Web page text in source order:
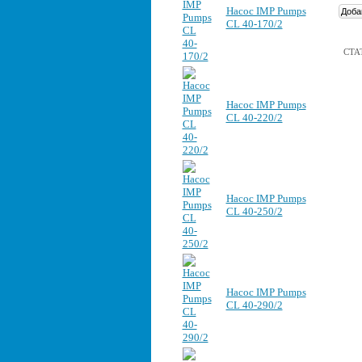
Насос IMP Pumps
CL 40-170/2
Насос IMP Pumps
CL 40-220/2
Насос IMP Pumps
CL 40-250/2
Насос IMP Pumps
CL 40-290/2